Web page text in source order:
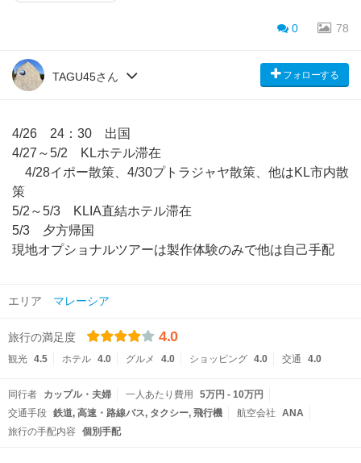
0 78
TAGU45さん フォローする
4/26 24：30 出国
4/27～5/2 KLホテル滞在
4/28イポー散策、4/30プトラジャヤ散策、他はKL市内散
策
5/2～5/3 KLIA直結ホテル滞在
5/3 夕方帰国
現地オプショナルツアーは製作体験のみで他は自己手配
エリア マレーシア
旅行の満足度 4.0
観光 4.5 ホテル 4.0 グルメ 4.0 ショッピング 4.0 交通 4.0
同行者 カップル・夫婦 一人あたり費用
5万円 - 10万円
交通手段 鉄道 高速・路線バス タクシー 飛行機 航空会社
ANA
旅行の手配内容
個別手配